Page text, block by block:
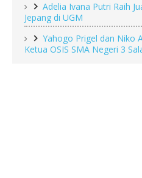
Adelia Ivana Putri Raih
Jepang di UGM
Yahogo Prigel dan Niko
Ketua OSIS SMA Negeri 3